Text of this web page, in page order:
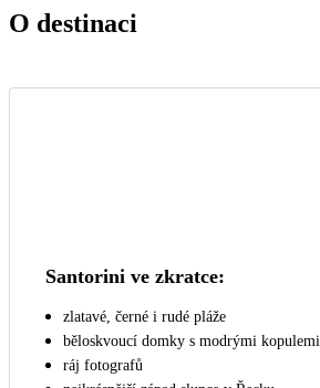
O destinaci
Santorini ve zkratce:
zlatavé, černé i rudé pláže
běloskvoucí domky s modrými kopulemi
ráj fotografů